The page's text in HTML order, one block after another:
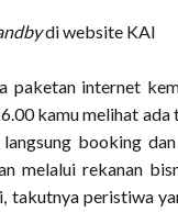
di website KAI
paketan internet
kamu melihat
booking
melalui rekanan
takutnya peristiwa